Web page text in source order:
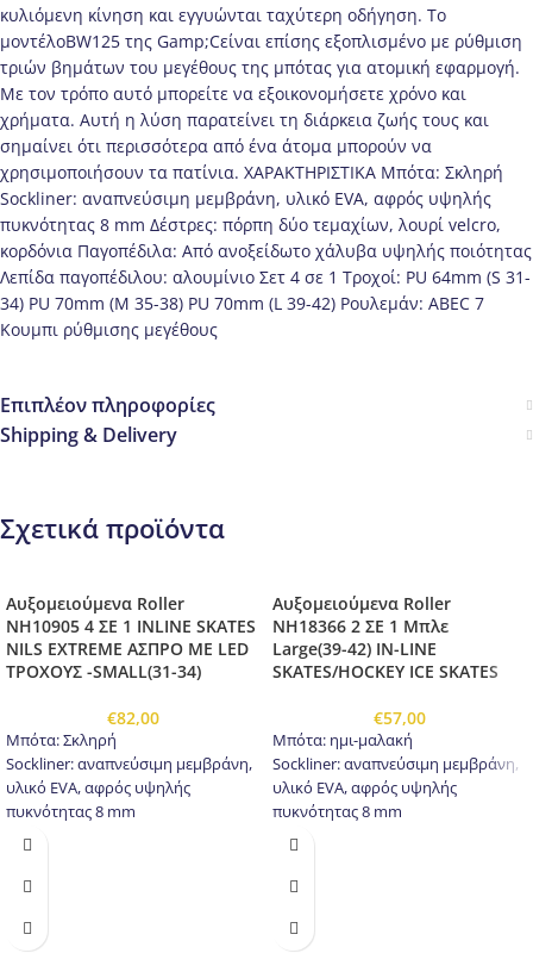
κυλιόμενη κίνηση και εγγυώνται ταχύτερη οδήγηση. Το
μοντέλοBW125 της Gamp;Cείναι επίσης εξοπλισμένο με ρύθμιση
τριών βημάτων του μεγέθους της μπότας για ατομική εφαρμογή.
Με τον τρόπο αυτό μπορείτε να εξοικονομήσετε χρόνο και
χρήματα. Αυτή η λύση παρατείνει τη διάρκεια ζωής τους και
σημαίνει ότι περισσότερα από ένα άτομα μπορούν να
χρησιμοποιήσουν τα πατίνια. ΧΑΡΑΚΤΗΡΙΣΤΙΚΑ Μπότα: Σκληρή
Sockliner: αναπνεύσιμη μεμβράνη, υλικό EVA, αφρός υψηλής
πυκνότητας 8 mm Δέστρες: πόρπη δύο τεμαχίων, λουρί velcro,
κορδόνια Παγοπέδιλα: Από ανοξείδωτο χάλυβα υψηλής ποιότητας
Λεπίδα παγοπέδιλου: αλουμίνιο Σετ 4 σε 1 Τροχοί: PU 64mm (S 31-
34) PU 70mm (M 35-38) PU 70mm (L 39-42) Ρουλεμάν: ABEC 7
Κουμπι ρύθμισης μεγέθους
Επιπλέον πληροφορίες
Shipping & Delivery
Σχετικά προϊόντα
Αυξομειούμενα Roller
NH10905 4 ΣΕ 1 INLINE SKATES
NILS EXTREME ΑΣΠΡΟ ΜΕ LED
ΤΡΟΧΟΥΣ -SMALL(31-34)
€82,00
Μπότα: Σκληρή
Sockliner: αναπνεύσιμη μεμβράνη,
υλικό EVA, αφρός υψηλής
πυκνότητας 8 mm
Δέστρες: πόρπη δύο τεμαχίων,
Παγοπέδιλα: Από ανοξείδωτο
Λεπίδα παγοπέδιλου: αλουμίνιο
Αυξομειούμενα Roller
NH18366 2 ΣΕ 1 Μπλε
Large(39-42) IN-LINE
SKATES/HOCKEY ICE SKATES
€57,00
Μπότα: ημι-μαλακή
Sockliner: αναπνεύσιμη μεμβράνη,
υλικό EVA, αφρός υψηλής
πυκνότητας 8 mm
Δέστρες: πόρπη δύο τεμαχίων,
Παγοπέδιλα: Από ανοξείδωτο
Λεπίδα παγοπέδιλου: αλουμίνιο